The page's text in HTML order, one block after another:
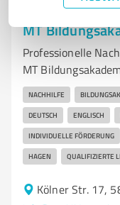
Bildung,
MT
Professionelle
MT
NACHHILFE
DEUTSCH ENGLISCH
INDIVIDUELLE FÖRDERUNG
HAGEN QUALIFIZIERTE
Kölner Str. 17,